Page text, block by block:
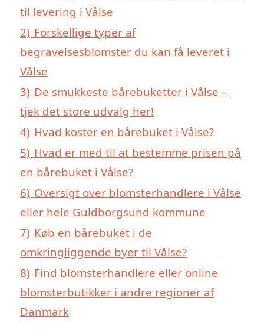
til levering i Vålse
2) Forskellige typer af
begravelsesblomster du kan få leveret i
Vålse
3) De smukkeste bårebuketter i Vålse –
tjek det store udvalg her!
4) Hvad koster en bårebuket i Vålse?
5) Hvad er med til at bestemme prisen på
en bårebuket i Vålse?
6) Oversigt over blomsterhandlere i Vålse
eller hele Guldborgsund kommune
7) Køb en bårebuket i de
omkringliggende byer til Vålse?
8) Find blomsterhandlere eller online
blomsterbutikker i andre regioner af
Danmark